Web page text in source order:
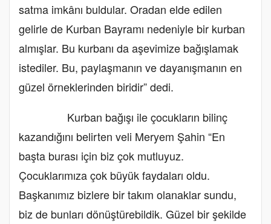
satma imkânı buldular. Oradan elde edilen
gelirle de Kurban Bayramı nedeniyle bir kurban
almışlar. Bu kurbanı da aşevimize bağışlamak
istediler. Bu, paylaşmanın ve dayanışmanın en
güzel örneklerinden biridir” dedi.
Kurban bağışı ile çocukların bilinç
kazandığını belirten veli Meryem Şahin “En
başta burası için biz çok mutluyuz.
Çocuklarımıza çok büyük faydaları oldu.
Başkanımız bizlere bir takım olanaklar sundu,
biz de bunları dönüştürebildik. Güzel bir şekilde